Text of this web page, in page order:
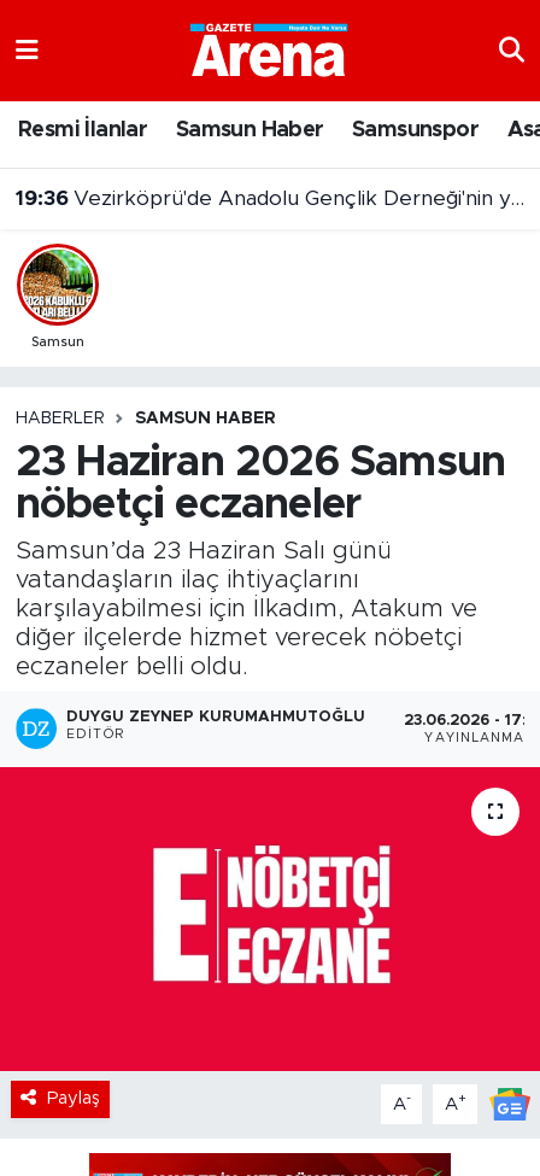
Resmi İlanlar Samsun Haber Samsunspor
19:36 Vezirköprü'de Anadolu Gençlik Derneği'nin yeni hizmet binası açıldı
Samsun
HABERLER SAMSUN HABER
23 Haziran 2026 Samsun
nöbetçi eczaneler
Samsun’da 23 Haziran Salı günü
vatandaşların ilaç ihtiyaçlarını
karşılayabilmesi için İlkadım, Atakum ve
diğer ilçelerde hizmet verecek nöbetçi
eczaneler belli oldu.
DUYGU ZEYNEP KURUMAHMUTOĞLU
EDITÖR
23.06.2026 -
YAYINLANMA
Paylaş A- A+
Samsun Namaz Vakitleri
Trafik Durumu
Süper Lig Puan Durumu ve Fikstür
Son Dakika Haberleri
Haber Arşivi